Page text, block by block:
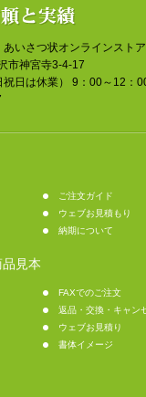
いさつ状オンラインストア
市神宮寺3-4-17
祝日は休業） 9：00～12
ご注文ガイド
ウェブお見積もり
納期について
見本
FAXでのご注文
返品・交換・キャン
ウェブお見積り
書体イメージ